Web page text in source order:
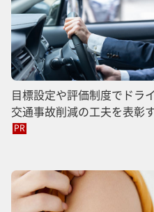
目標設定や評価制度でドラ
交通事故削減の工夫を表彰
PR